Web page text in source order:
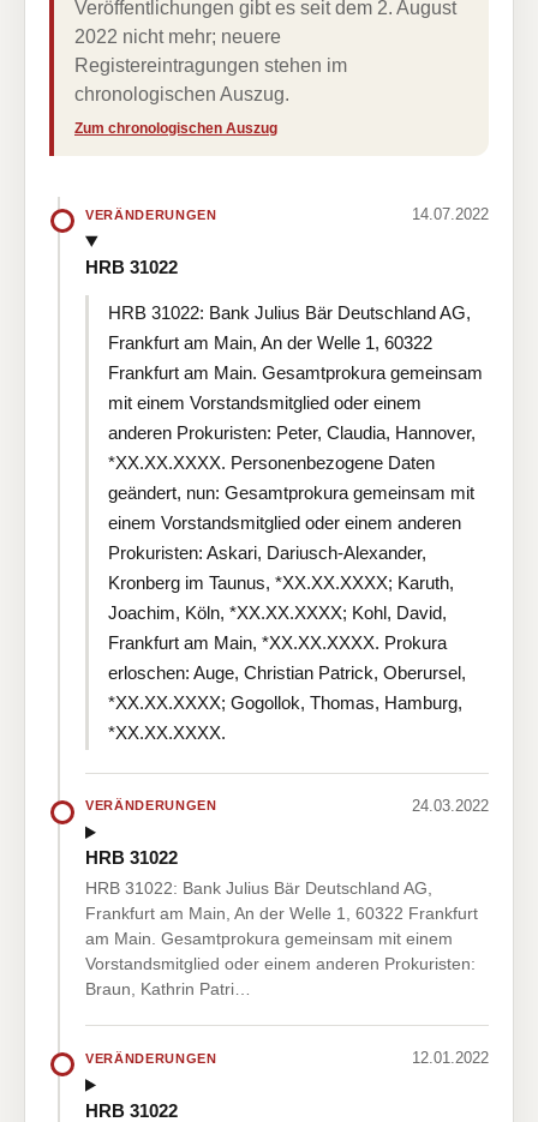
Veröffentlichungen gibt es seit dem 2. August
2022 nicht mehr; neuere
Registereintragungen stehen im
chronologischen Auszug.
Zum chronologischen Auszug
VERÄNDERUNGEN 14.07.2022
HRB 31022
HRB 31022: Bank Julius Bär Deutschland AG,
Frankfurt am Main, An der Welle 1, 60322
Frankfurt am Main. Gesamtprokura gemeinsam
mit einem Vorstandsmitglied oder einem
anderen Prokuristen: Peter, Claudia, Hannover,
*XX.XX.XXXX. Personenbezogene Daten
geändert, nun: Gesamtprokura gemeinsam mit
einem Vorstandsmitglied oder einem anderen
Prokuristen: Askari, Dariusch-Alexander,
Kronberg im Taunus, *XX.XX.XXXX; Karuth,
Joachim, Köln, *XX.XX.XXXX; Kohl, David,
Frankfurt am Main, *XX.XX.XXXX. Prokura
erloschen: Auge, Christian Patrick, Oberursel,
*XX.XX.XXXX; Gogollok, Thomas, Hamburg,
*XX.XX.XXXX.
VERÄNDERUNGEN 24.03.2022
HRB 31022
HRB 31022: Bank Julius Bär Deutschland AG,
Frankfurt am Main, An der Welle 1, 60322 Frankfurt
am Main. Gesamtprokura gemeinsam mit einem
Vorstandsmitglied oder einem anderen Prokuristen:
Braun, Kathrin Patri…
VERÄNDERUNGEN 12.01.2022
HRB 31022